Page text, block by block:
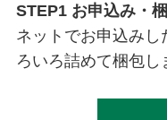
STEP1 お申込み・
ネットでお申込み
ろいろ詰めて梱包し